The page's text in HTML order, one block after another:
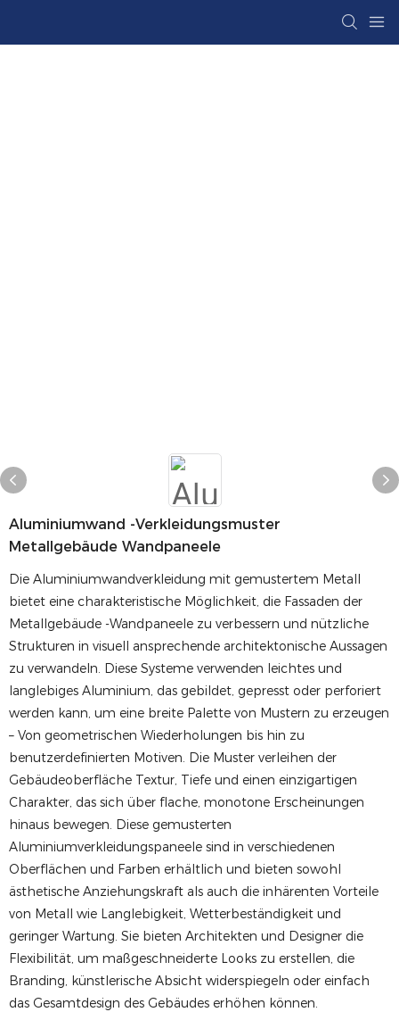
Aluminiumwand -Verkleidungsmuster
Metallgebäude Wandpaneele
Die Aluminiumwandverkleidung mit gemustertem Metall
bietet eine charakteristische Möglichkeit, die Fassaden der
Metallgebäude -Wandpaneele zu verbessern und nützliche
Strukturen in visuell ansprechende architektonische Aussagen
zu verwandeln. Diese Systeme verwenden leichtes und
langlebiges Aluminium, das gebildet, gepresst oder perforiert
werden kann, um eine breite Palette von Mustern zu erzeugen
– Von geometrischen Wiederholungen bis hin zu
benutzerdefinierten Motiven. Die Muster verleihen der
Gebäudeoberfläche Textur, Tiefe und einen einzigartigen
Charakter, das sich über flache, monotone Erscheinungen
hinaus bewegen. Diese gemusterten
Aluminiumverkleidungspaneele sind in verschiedenen
Oberflächen und Farben erhältlich und bieten sowohl
ästhetische Anziehungskraft als auch die inhärenten Vorteile
von Metall wie Langlebigkeit, Wetterbeständigkeit und
geringer Wartung. Sie bieten Architekten und Designer die
Flexibilität, um maßgeschneiderte Looks zu erstellen, die
Branding, künstlerische Absicht widerspiegeln oder einfach
das Gesamtdesign des Gebäudes erhöhen können.